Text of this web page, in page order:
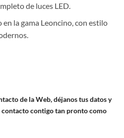
de luces LED.
la gama Leoncino, con estilo
de la Web, déjanos tus datos y
contacto contigo tan pronto como